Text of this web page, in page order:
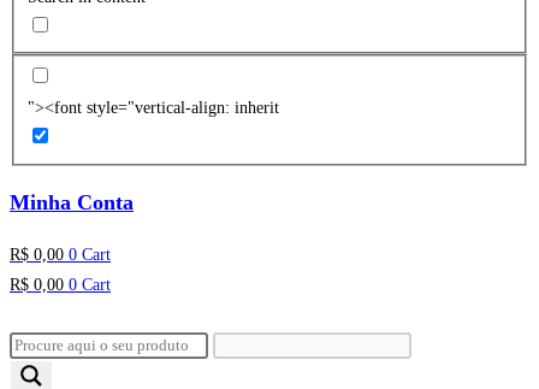
"><font style="vertical-align: inherit
Minha Conta
R$ 0,00 0 Cart
R$ 0,00 0 Cart